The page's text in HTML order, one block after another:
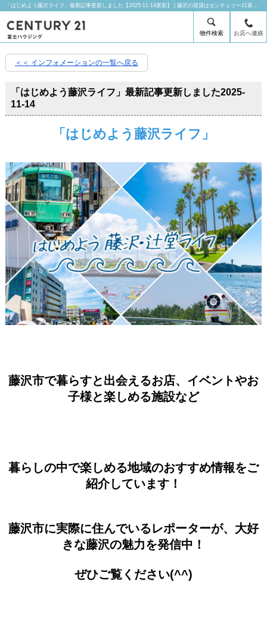
「はじめよう藤沢ライフ」最新記事更新しました【2025-11-14更新】 | 藤沢の賃貸はセンチュリー21富士ハウジングにお任せ下さい！
物件検索 お店へ連絡
＜＜ インフォメーションの一覧へ戻る
「はじめよう藤沢ライフ」最新記事更新しました2025-
11-14
「はじめよう藤沢ライフ」
藤沢市で暮らすと出会えるお店、イベントやお
子様と楽しめる施設など
暮らしの中で楽しめる地域のおすすめ情報をご
紹介しています！
藤沢市に実際に住んでいるレポーターが、大好
きな藤沢の魅力を発信中！
ぜひご覧ください(^^)